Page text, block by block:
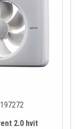
197272
2.0 hvit